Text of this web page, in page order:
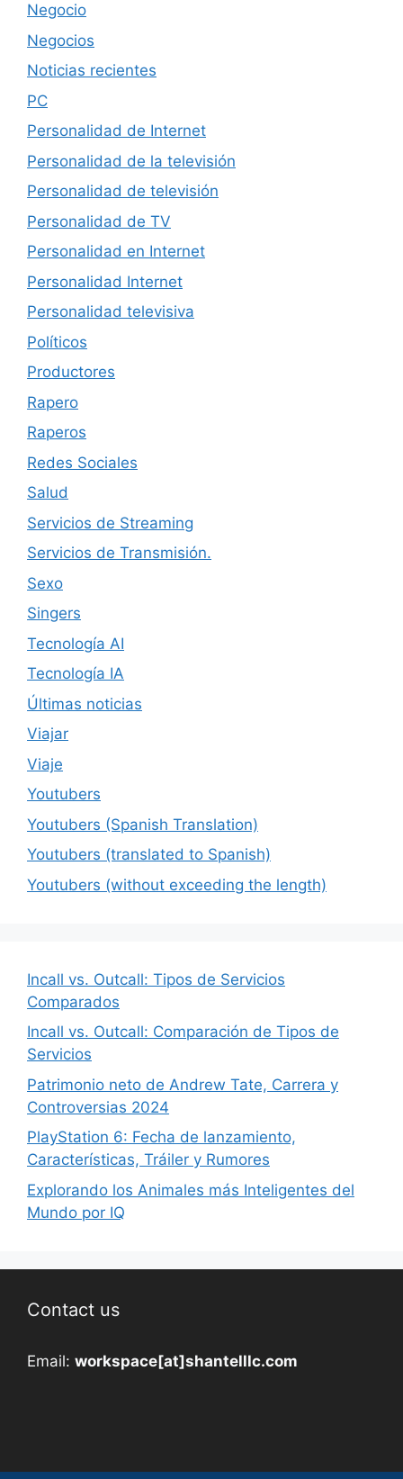
Negocio
Negocios
Noticias recientes
PC
Personalidad de Internet
Personalidad de la televisión
Personalidad de televisión
Personalidad de TV
Personalidad en Internet
Personalidad Internet
Personalidad televisiva
Políticos
Productores
Rapero
Raperos
Redes Sociales
Salud
Servicios de Streaming
Servicios de Transmisión.
Sexo
Singers
Tecnología AI
Tecnología IA
Últimas noticias
Viajar
Viaje
Youtubers
Youtubers (Spanish Translation)
Youtubers (translated to Spanish)
Youtubers (without exceeding the length)
Incall vs. Outcall: Tipos de Servicios
Comparados
Incall vs. Outcall: Comparación de Tipos de
Servicios
Patrimonio neto de Andrew Tate, Carrera y
Controversias 2024
PlayStation 6: Fecha de lanzamiento,
Características, Tráiler y Rumores
Explorando los Animales más Inteligentes del
Mundo por IQ
Contact us
Email: workspace[at]shantelllc.com